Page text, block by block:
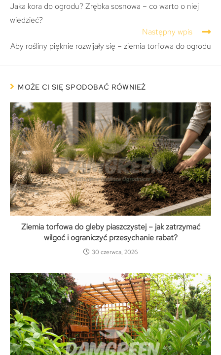
Jaka kora do ogrodu? Zrębka sosnowa – co warto o niej
wiedzieć?
Następny wpis
Aby rośliny pięknie rozwijały się – ziemia torfowa do ogrodu
MOŻE CI SIĘ SPODOBAĆ RÓWNIEŻ
Ziemia torfowa do gleby piaszczystej – jak zatrzymać
wilgoć i ograniczyć przesychanie rabat?
30 czerwca, 2026